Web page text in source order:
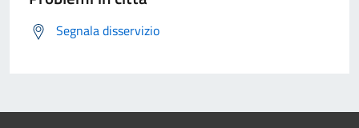
Segnala disservizio